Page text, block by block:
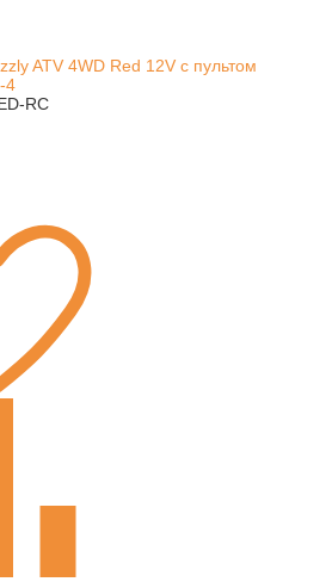
ATV 4WD Red 12V с пультом
4
RC